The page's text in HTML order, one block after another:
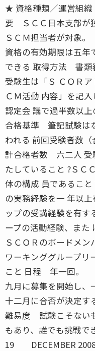
★ 資格種類／運営組
要 ＳＣＣ日本支部が
ＳＣＭ担当者が対象。
資格の有効期限は五年
できる 取得方法 書類
受験生は「Ｓ ＣＯＲ
ＣＭ活動 内容」を記
認定会 議で過半数以
合格基準 筆記試験は
われる 前回受験者数
計合格者数 六二人 受
たしていること ?ＳＣ
体の構成 員であるこ
の実務経験を一 年以
ップの受講経験を有す
ープの活動経験、また
ＳＣＯＲのボードメン
ワーキンググループリ
こと 日程 年一回。
九月に募集を開始し、
十二月に合否が決定
難易度 試験こそない
もあり、誰でも挑戦で
19 DECEMBER 2008